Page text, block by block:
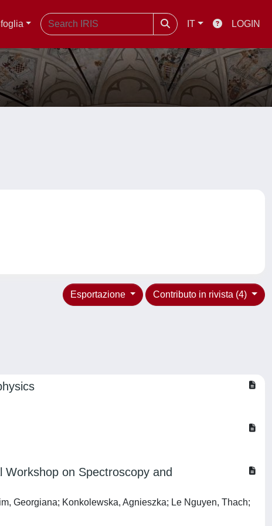
IT LOGIN
Contributo in rivista (4)
Esportazione
on Spectroscopy and
Georgiana; Konkolewska, Agnieszka; Le Nguyen, Thach;